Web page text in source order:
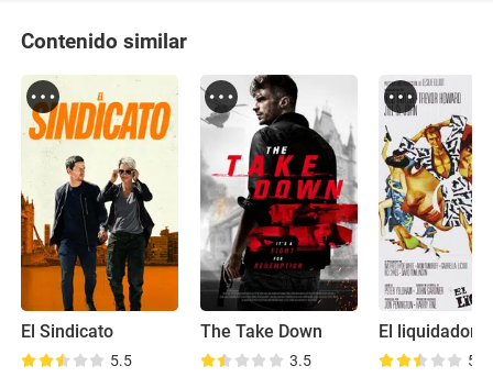
Contenido similar
El Sindicato
5.5
The Take Down
3.5
El liquidador
5.9